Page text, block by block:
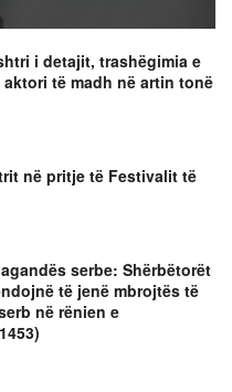
i detajit, trashëgimia e
të madh në artin tonë
në pritje të Festivalit të
serbe: Shërbëtorët
të jenë mbrojtës të
në rënien e